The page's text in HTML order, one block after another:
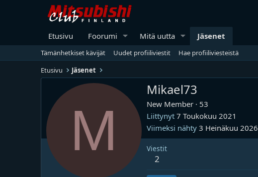
Etusivu Foorumi Mitä uutta Jäsenet
Tämänhetkiset kävijät Uudet profiiliviestit
Hae profiiliviesteistä
Etusivu
Jäsenet
M
Mikael73
New Member · 53
Liittynyt 7 Toukokuu 2021
Viimeksi nähty 3 Heinäkuu 2026
Viestit
2